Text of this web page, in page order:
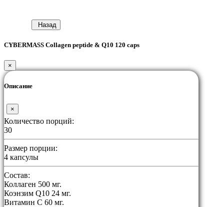
Назад
CYBERMASS Collagen peptide & Q10 120 caps
×
Описание
×
Количество порций:
30
Размер порции:
4 капсулы
Состав:
Коллаген 500 мг.
Коэнзим Q10 24 мг.
Витамин С 60 мг.